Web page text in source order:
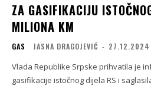
ZA GASIFIKACIJU
MILIONA KM
GAS JASNA DRAGOJEVIĆ - 27.12.2024
Vlada Republike Srpske prihvatila je
gasifikacije istočnog dijela RS i